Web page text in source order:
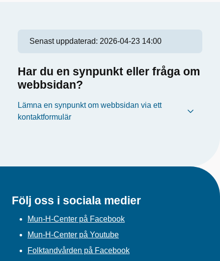
Senast uppdaterad: 2026-04-23 14:00
Har du en synpunkt eller fråga om
webbsidan?
Lämna en synpunkt om webbsidan via ett
kontaktformulär
Följ oss i sociala medier
Mun-H-Center på Facebook
Mun-H-Center på Youtube
Folktandvården på Facebook